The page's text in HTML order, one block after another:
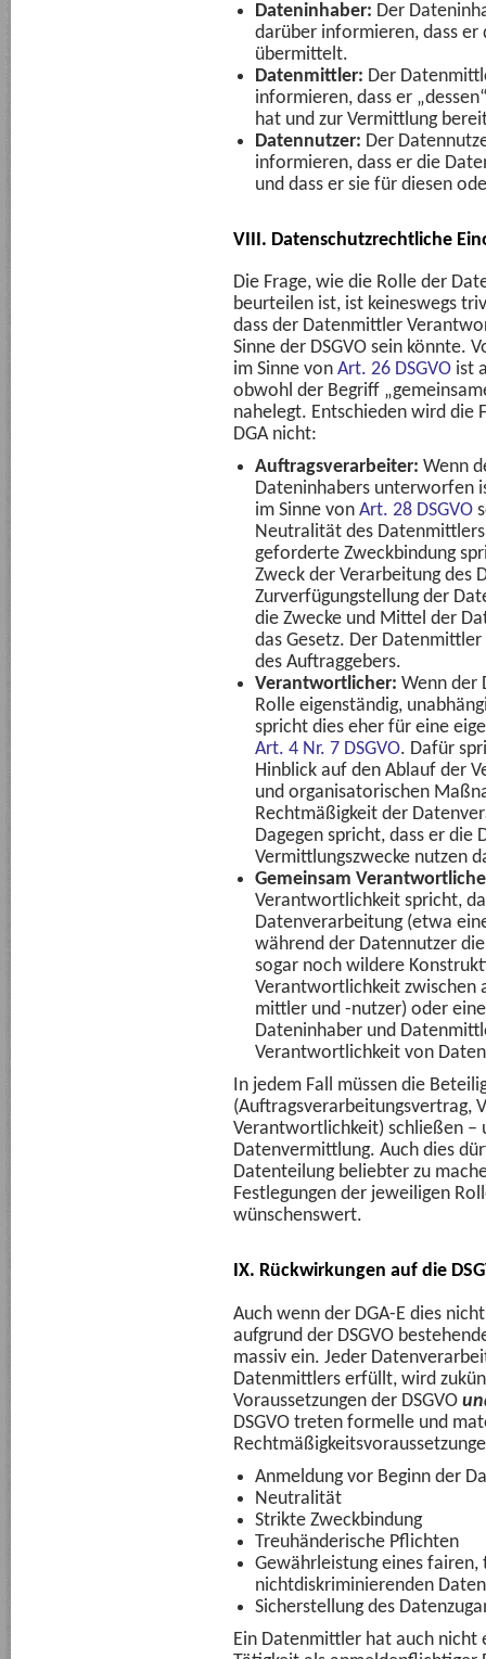
Dateninhaber: Der
darüber informieren, dass
übermittelt.
Datenmittler: Der
informieren, dass er
hat und zur Vermittlung
Datennutzer: Der
informieren, dass er die
und dass er sie für diesen
VIII. Datenschutzrechtliche
Die Frage, wie die Rolle der
beurteilen ist, ist keineswegs
dass der Datenmittler
Sinne der DSGVO sein könnte.
im Sinne von Art. 26 DSGVO ist
obwohl der Begriff
nahelegt. Entschieden wird die
DGA nicht:
Auftragsverarbeiter: Wenn
Dateninhabers unterworfen
im Sinne von Art. 28 DSGVO
Neutralität des
geforderte Zweckbindung
Zweck der Verarbeitung des
Zurverfügungstellung der
die Zwecke und Mittel der
das Gesetz. Der
des Auftraggebers.
Verantwortlicher: Wenn der
Rolle eigenständig,
spricht dies eher für eine
Art. 4 Nr. 7 DSGVO. Dafür
Hinblick auf den Ablauf der
und organisatorischen
Rechtmäßigkeit der
Dagegen spricht, dass er die
Vermittlungszwecke nutzen
Gemeinsam
Verantwortlichkeit spricht,
Datenverarbeitung (etwa
während der Datennutzer
sogar noch wildere
Verantwortlichkeit zwischen
mittler und -nutzer) oder
Dateninhaber und
Verantwortlichkeit von
In jedem Fall müssen die
(Auftragsverarbeitungsvertrag,
Verantwortlichkeit) schließen –
Datenvermittlung. Auch dies
Datenteilung beliebter zu
Festlegungen der jeweiligen
wünschenswert.
IX. Rückwirkungen auf die
Auch wenn der DGA-E dies
aufgrund der DSGVO
massiv ein. Jeder
Datenmittlers erfüllt, wird
Voraussetzungen der DSGVO
DSGVO treten formelle und
Anmeldung vor Beginn der
Neutralität
Strikte Zweckbindung
Treuhänderische Pflichten
Gewährleistung eines
nichtdiskriminierenden
Sicherstellung des
Ein Datenmittler hat auch